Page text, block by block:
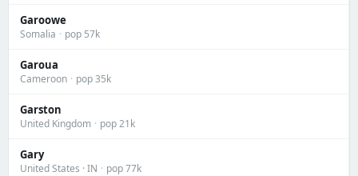
Garoowe
Somalia · pop 57k
Garoua
Cameroon · pop 35k
Garston
United Kingdom · pop 21k
Gary
United States · IN · pop 77k